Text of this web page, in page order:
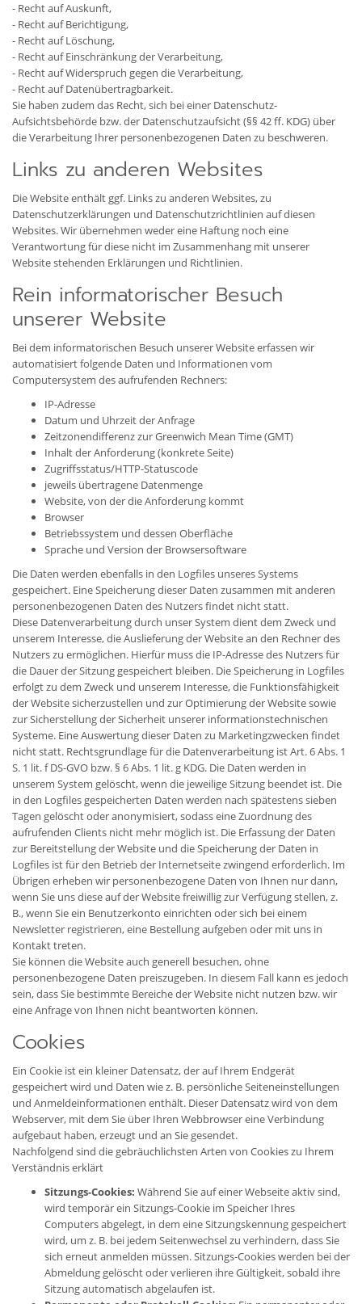
- Recht auf Auskunft,
- Recht auf Berichtigung,
- Recht auf Löschung,
- Recht auf Einschränkung der Verarbeitung,
- Recht auf Widerspruch gegen die Verarbeitung,
- Recht auf Datenübertragbarkeit.
Sie haben zudem das Recht, sich bei einer Datenschutz-
Aufsichtsbehörde bzw. der Datenschutzaufsicht (§§ 42 ff. KDG) über
die Verarbeitung Ihrer personenbezogenen Daten zu beschweren.
Links zu anderen Websites
Die Website enthält ggf. Links zu anderen Websites, zu
Datenschutzerklärungen und Datenschutzrichtlinien auf diesen
Websites. Wir übernehmen weder eine Haftung noch eine
Verantwortung für diese nicht im Zusammenhang mit unserer
Website stehenden Erklärungen und Richtlinien.
Rein informatorischer Besuch
unserer Website
Bei dem informatorischen Besuch unserer Website erfassen wir
automatisiert folgende Daten und Informationen vom
Computersystem des aufrufenden Rechners:
IP-Adresse
Datum und Uhrzeit der Anfrage
Zeitzonendifferenz zur Greenwich Mean Time (GMT)
Inhalt der Anforderung (konkrete Seite)
Zugriffsstatus/HTTP-Statuscode
jeweils übertragene Datenmenge
Website, von der die Anforderung kommt
Browser
Betriebssystem und dessen Oberfläche
Sprache und Version der Browsersoftware
Die Daten werden ebenfalls in den Logfiles unseres Systems
gespeichert. Eine Speicherung dieser Daten zusammen mit anderen
personenbezogenen Daten des Nutzers findet nicht statt.
Diese Datenverarbeitung durch unser System dient dem Zweck und
unserem Interesse, die Auslieferung der Website an den Rechner des
Nutzers zu ermöglichen. Hierfür muss die IP-Adresse des Nutzers für
die Dauer der Sitzung gespeichert bleiben. Die Speicherung in Logfiles
erfolgt zu dem Zweck und unserem Interesse, die Funktionsfähigkeit
der Website sicherzustellen und zur Optimierung der Website sowie
zur Sicherstellung der Sicherheit unserer informationstechnischen
Systeme. Eine Auswertung dieser Daten zu Marketingzwecken findet
nicht statt. Rechtsgrundlage für die Datenverarbeitung ist Art. 6 Abs. 1
S. 1 lit. f DS-GVO bzw. § 6 Abs. 1 lit. g KDG. Die Daten werden in
unserem System gelöscht, wenn die jeweilige Sitzung beendet ist. Die
in den Logfiles gespeicherten Daten werden nach spätestens sieben
Tagen gelöscht oder anonymisiert, sodass eine Zuordnung des
aufrufenden Clients nicht mehr möglich ist. Die Erfassung der Daten
zur Bereitstellung der Website und die Speicherung der Daten in
Logfiles ist für den Betrieb der Internetseite zwingend erforderlich. Im
Übrigen erheben wir personenbezogene Daten von Ihnen nur dann,
wenn Sie uns diese auf der Website freiwillig zur Verfügung stellen, z.
B., wenn Sie ein Benutzerkonto einrichten oder sich bei einem
Newsletter registrieren, eine Bestellung aufgeben oder mit uns in
Kontakt treten.
Sie können die Website auch generell besuchen, ohne
personenbezogene Daten preiszugeben. In diesem Fall kann es jedoch
sein, dass Sie bestimmte Bereiche der Website nicht nutzen bzw. wir
eine Anfrage von Ihnen nicht beantworten können.
Cookies
Ein Cookie ist ein kleiner Datensatz, der auf Ihrem Endgerät
gespeichert wird und Daten wie z. B. persönliche Seiteneinstellungen
und Anmeldeinformationen enthält. Dieser Datensatz wird von dem
Webserver, mit dem Sie über Ihren Webbrowser eine Verbindung
aufgebaut haben, erzeugt und an Sie gesendet.
Nachfolgend sind die gebräuchlichsten Arten von Cookies zu Ihrem
Verständnis erklärt
Sitzungs-Cookies: Während Sie auf einer Webseite aktiv sind,
wird temporär ein Sitzungs-Cookie im Speicher Ihres
Computers abgelegt, in dem eine Sitzungskennung gespeichert
wird, um z. B. bei jedem Seitenwechsel zu verhindern, dass Sie
sich erneut anmelden müssen. Sitzungs-Cookies werden bei der
Abmeldung gelöscht oder verlieren ihre Gültigkeit, sobald ihre
Sitzung automatisch abgelaufen ist.